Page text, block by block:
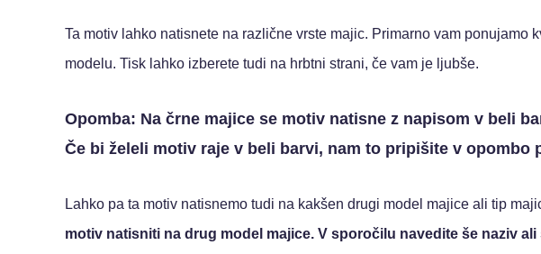
Ta motiv lahko natisnete na različne vrste majic. Primarno vam
modelu. Tisk lahko izberete tudi na hrbtni strani, če vam je ljubše.
Opomba: Na črne majice se motiv natisne z napisom v beli
Če bi želeli motiv raje v beli barvi, nam to pripišite v opombo
Lahko pa ta motiv natisnemo tudi na kakšen drugi model majice ali tip
motiv natisniti na drug model majice. V sporočilu navedite še naziv